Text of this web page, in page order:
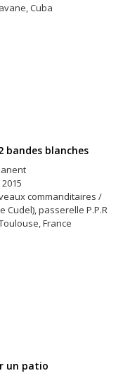
Cuba
bandes blanches
commanditaires /
Cudel), passerelle P.P.R
France
un patio